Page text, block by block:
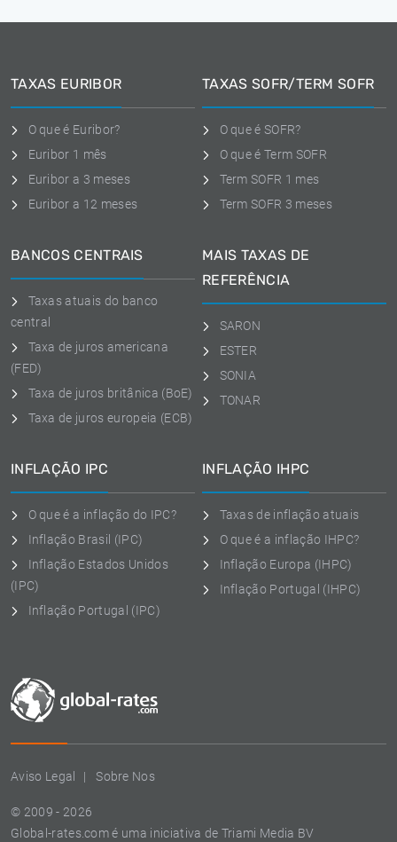
Aviso Legal Sobre Nos
© 2009 - 2026
Global-rates.com é uma iniciativa de Triami Media BV
TAXAS EURIBOR
O que é Euribor?
Euribor 1 mês
Euribor a 3 meses
Euribor a 12 meses
TAXAS SOFR/TERM SOFR
O que é SOFR?
O que é Term SOFR
Term SOFR 1 mes
Term SOFR 3 meses
BANCOS CENTRAIS
Taxas atuais do banco
central
Taxa de juros americana
(FED)
Taxa de juros britânica (BoE)
Taxa de juros europeia (ECB)
MAIS TAXAS DE
REFERÊNCIA
SARON
ESTER
SONIA
TONAR
INFLAÇÃO IPC
O que é a inflação do IPC?
Inflação Brasil (IPC)
Inflação Estados Unidos
(IPC)
Inflação Portugal (IPC)
INFLAÇÃO IHPC
Taxas de inflação atuais
O que é a inflação IHPC?
Inflação Europa (IHPC)
Inflação Portugal (IHPC)